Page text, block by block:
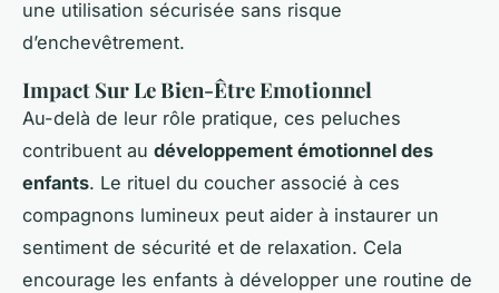
une utilisation sécurisée sans risque
d’enchevêtrement.
Impact Sur Le Bien-Être Emotionnel
Au-delà de leur rôle pratique, ces peluches
contribuent au développement émotionnel des
enfants. Le rituel du coucher associé à ces
compagnons lumineux peut aider à instaurer un
sentiment de sécurité et de relaxation. Cela
encourage les enfants à développer une routine de